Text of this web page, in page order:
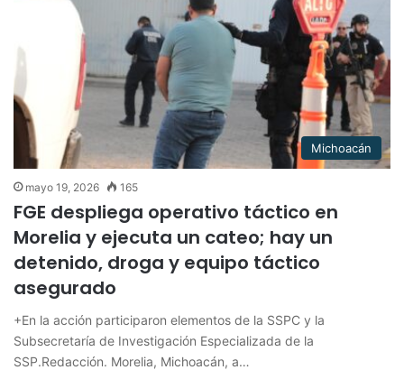
Michoacán
mayo 19, 2026 165
FGE despliega operativo táctico en
Morelia y ejecuta un cateo; hay un
detenido, droga y equipo táctico
asegurado
+En la acción participaron elementos de la SSPC y la
Subsecretaría de Investigación Especializada de la
SSP.Redacción. Morelia, Michoacán, a…